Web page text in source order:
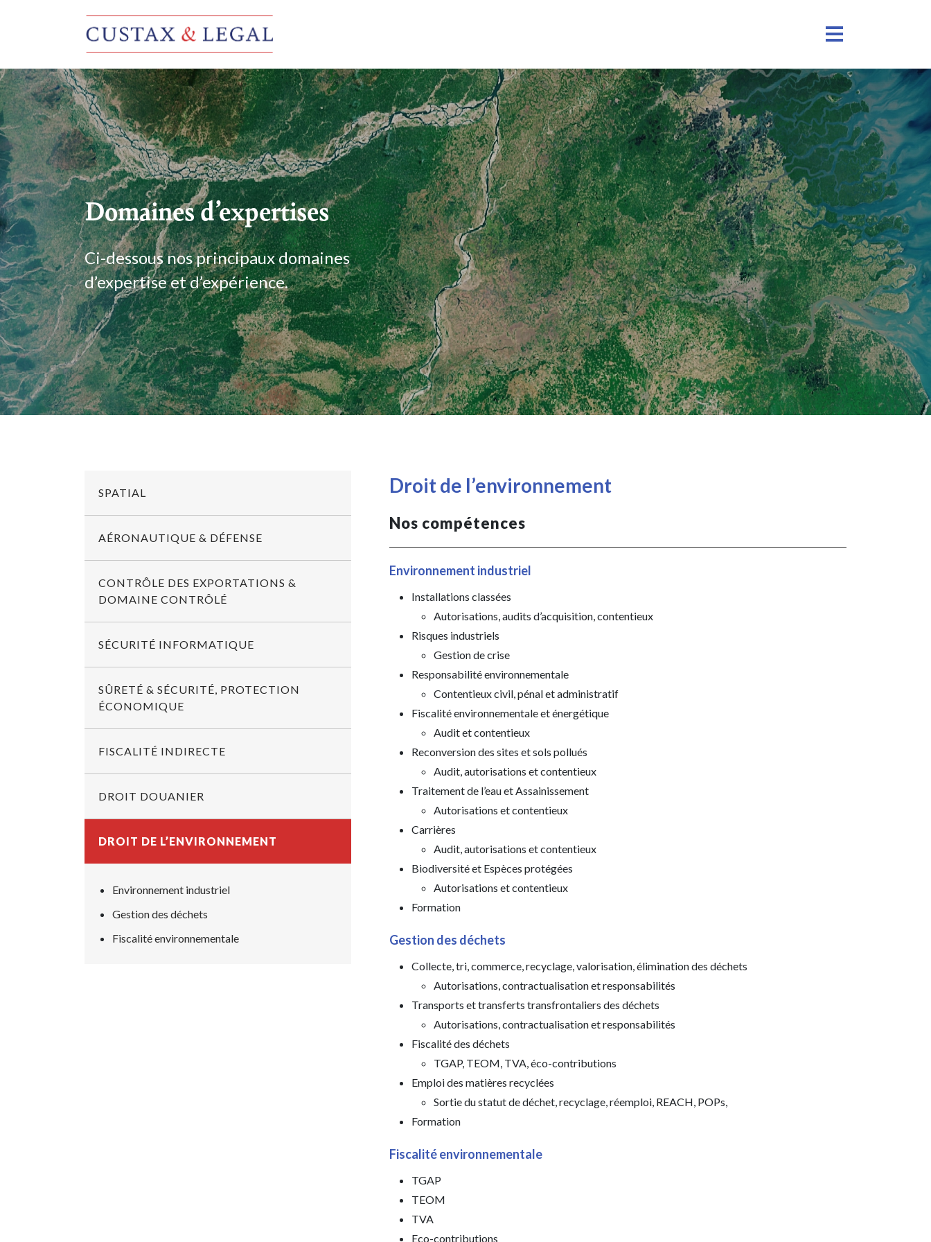
Domaines d’expertises
Ci-dessous nos principaux domaines
d’expertise et d’expérience.
SPATIAL
AÉRONAUTIQUE & DÉFENSE
CONTRÔLE DES EXPORTATIONS &
DOMAINE CONTRÔLÉ
SÉCURITÉ INFORMATIQUE
SÛRETÉ & SÉCURITÉ, PROTECTION
ÉCONOMIQUE
FISCALITÉ INDIRECTE
DROIT DOUANIER
DROIT DE L’ENVIRONNEMENT
Environnement industriel
Gestion des déchets
Fiscalité environnementale
Droit de l’environnement
Nos compétences
Environnement industriel
Installations classées
Autorisations, audits d’acquisition, contentieux
Risques industriels
Gestion de crise
Responsabilité environnementale
Contentieux civil, pénal et administratif
Fiscalité environnementale et énergétique
Audit et contentieux
Reconversion des sites et sols pollués
Audit, autorisations et contentieux
Traitement de l’eau et Assainissement
Autorisations et contentieux
Carrières
Audit, autorisations et contentieux
Biodiversité et Espèces protégées
Autorisations et contentieux
Formation
Gestion des déchets
Collecte, tri, commerce, recyclage, valorisation, élimination des déchets
Autorisations, contractualisation et responsabilités
Transports et transferts transfrontaliers des déchets
Autorisations, contractualisation et responsabilités
Fiscalité des déchets
TGAP, TEOM, TVA, éco-contributions
Emploi des matières recyclées
Sortie du statut de déchet, recyclage, réemploi, REACH, POPs,
Formation
Fiscalité environnementale
TGAP
TEOM
TVA
Eco-contributions